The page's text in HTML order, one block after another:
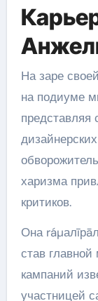
На заре
на подиуме
представляя
харизма
критиков.
Она
став
кампаний
участницей